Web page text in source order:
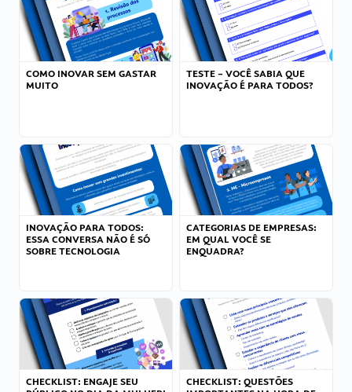
COMO INOVAR SEM GASTAR
MUITO
TESTE – VOCÊ SABIA QUE
INOVAÇÃO É PARA TODOS?
INOVAÇÃO PARA TODOS:
ESSA CONVERSA NÃO É SÓ
SOBRE TECNOLOGIA
CATEGORIAS DE EMPRESAS:
EM QUAL VOCÊ SE
ENQUADRA?
CHECKLIST: ENGAJE SEU
CHECKLIST: QUESTÕES